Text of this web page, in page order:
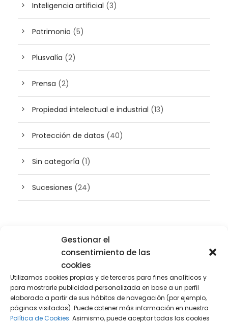
Gestionar el
consentimiento de las
cookies
Utilizamos cookies propias y de terceros para fines analíticos y
para mostrarle publicidad personalizada en base a un perfil
elaborado a partir de sus hábitos de navegación (por ejemplo,
páginas visitadas). Puede obtener más información en nuestra
Política de Cookies. Asimismo, puede aceptar todas las cookies
Inteligencia artificial (3)
Patrimonio (5)
Plusvalía (2)
Prensa (2)
Propiedad intelectual e industrial (13)
Protección de datos (40)
Sin categoría (1)
Sucesiones (24)
Buscador de artículos